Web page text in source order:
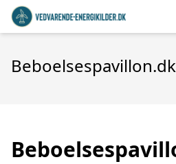
Beboelsespavillon.dk